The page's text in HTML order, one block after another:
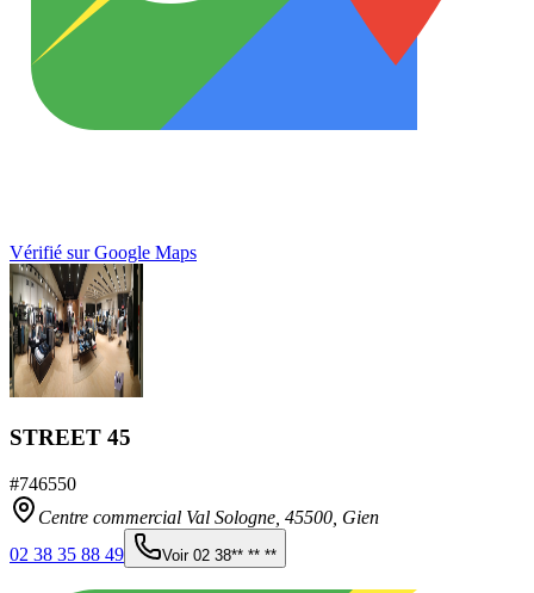
Vérifié sur Google Maps
STREET 45
#746550
Centre commercial Val Sologne, 45500 Gien
02 38 35 88 49
Voir 02 38** ** **